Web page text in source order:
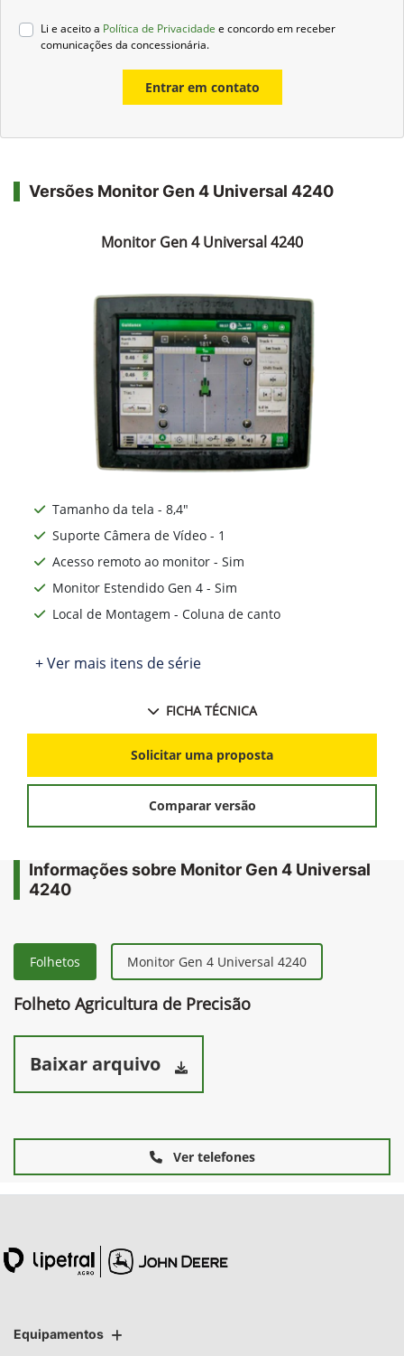
Li e aceito a Política de Privacidade e concordo em receber
comunicações da concessionária.
Entrar em contato
Versões Monitor Gen 4 Universal 4240
Monitor Gen 4 Universal 4240
Tamanho da tela - 8,4"
Suporte Câmera de Vídeo - 1
Acesso remoto ao monitor - Sim
Monitor Estendido Gen 4 - Sim
Local de Montagem - Coluna de canto
+ Ver mais itens de série
FICHA TÉCNICA
Solicitar uma proposta
Comparar versão
Informações sobre Monitor Gen 4 Universal
4240
Folhetos Monitor Gen 4 Universal 4240
Folheto Agricultura de Precisão
Baixar arquivo
Ver telefones
Equipamentos